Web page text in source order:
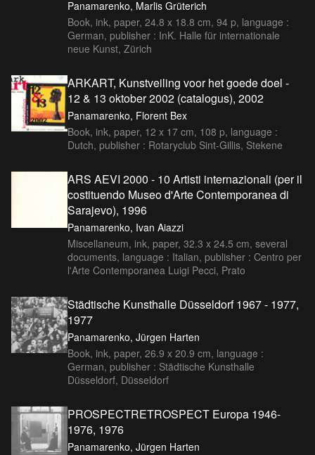
Panamarenko, Marlis Grüterich
Book, ink, paper, 24.8 x 18.8 cm, 94 p, language :
German, publisher : InK. Halle für internationale
neue Kunst, Zürich
ARKART, Kunstveiling voor het goede doel -
12 & 13 oktober 2002 (catalogus), 2002
Panamarenko, Florent Bex
Book, ink, paper, 12 x 17 cm, 108 p, language :
Dutch, publisher : Rotaryclub Sint-Gillis, Stekene
ARS AEVI 2000 - 10 Artisti internazionali (per il
costituendo Museo d'Arte Contemporanea di
Sarajevo), 1996
Panamarenko, Ivan Aiazzi
Miscellaneum, ink, paper, 32.3 x 24.5 cm, several
documents, language : Italian, publisher : Centro per
l'Arte Contemporanea Luigi Pecci, Prato
Städtische Kunsthalle Düsseldorf 1967 - 1977,
1977
Panamarenko, Jürgen Harten
Book, ink, paper, 26.9 x 20.9 cm, language :
German, publisher : Städtische Kunsthalle
Düsseldorf, Düsseldorf
PROSPECTRETROSPECT Europa 1946-
1976, 1976
Panamarenko, Jürgen Harten